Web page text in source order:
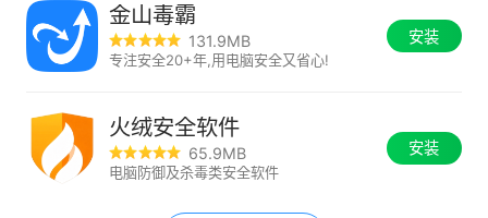
金山毒霸
131.9MB
专注安全20+年,用电脑安全又省心!
安装
火绒安全软件
65.9MB
电脑防御及杀毒类安全软件
安装